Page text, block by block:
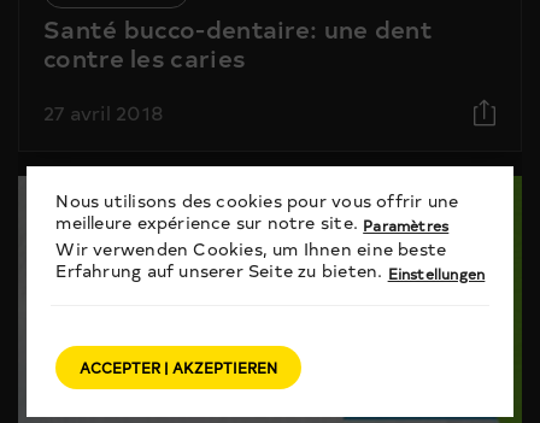
Santé bucco-dentaire: une dent
contre les caries
27 avril 2018
Nous utilisons des cookies pour vous offrir une
meilleure expérience sur notre site. Paramètres
Wir verwenden Cookies, um Ihnen eine beste
Erfahrung auf unserer Seite zu bieten. Einstellungen
ACCEPTER | AKZEPTIEREN